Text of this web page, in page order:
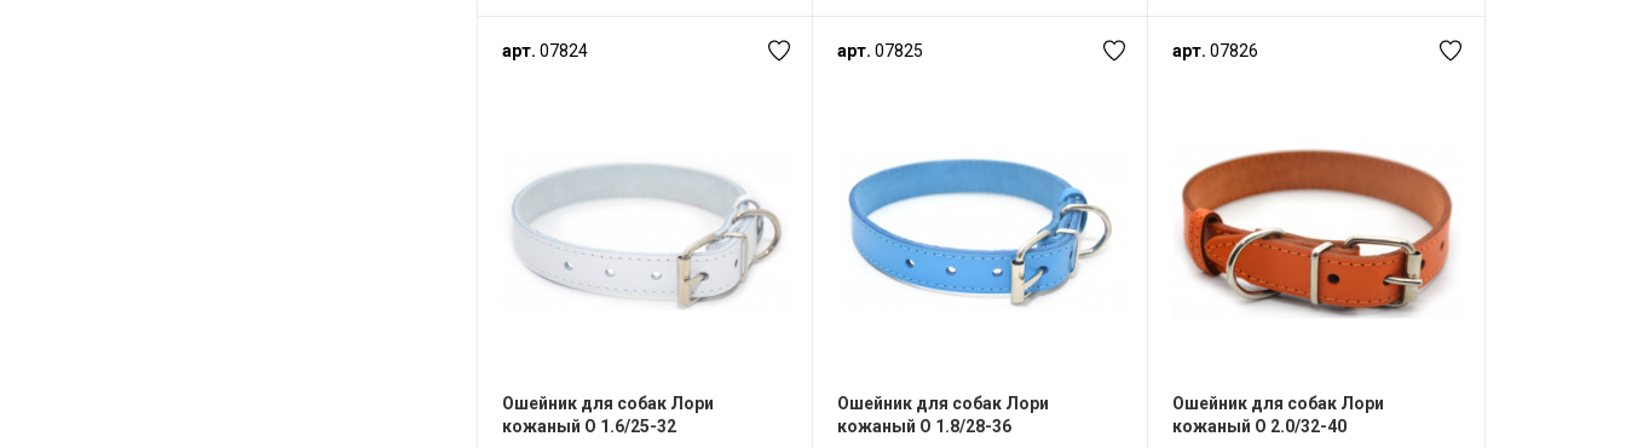
арт. 07824
Ошейник для собак Лори
кожаный О 1.6/25-32
арт. 07825
Ошейник для собак Лори
кожаный О 1.8/28-36
арт. 07826
Ошейник для собак Лори
кожаный О 2.0/32-40